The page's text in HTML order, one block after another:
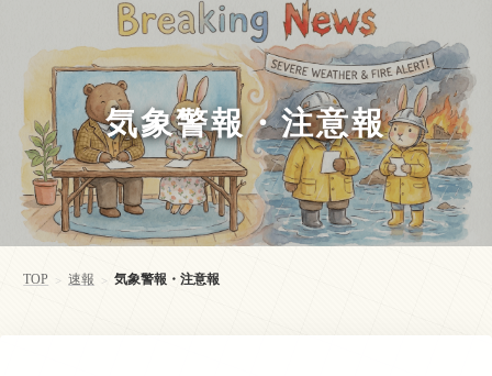
気象警報・注意報
TOP > 速報 > 気象警報・注意報